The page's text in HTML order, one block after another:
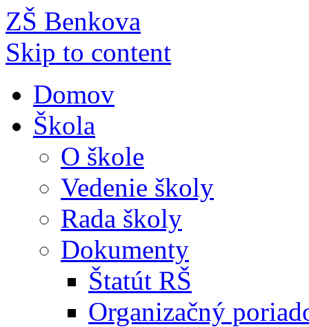
ZŠ Benkova
Skip to content
Domov
Škola
O škole
Vedenie školy
Rada školy
Dokumenty
Štatút RŠ
Organizačný